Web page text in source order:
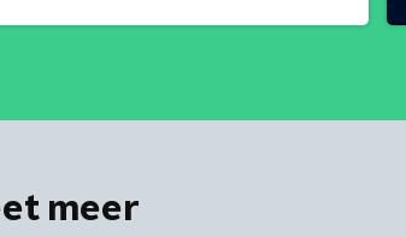
meer